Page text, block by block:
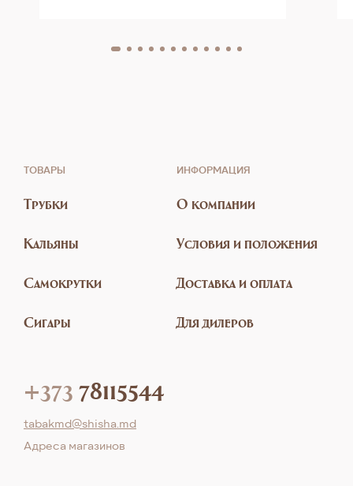
ТОВАРЫ
Трубки
Кальяны
Самокрутки
Сигары
ИНФОРМАЦИЯ
О компании
Условия и положения
Доставка и оплата
Для дилеров
+373 78115544
tabakmd@shisha.md
Aдреса магазинов